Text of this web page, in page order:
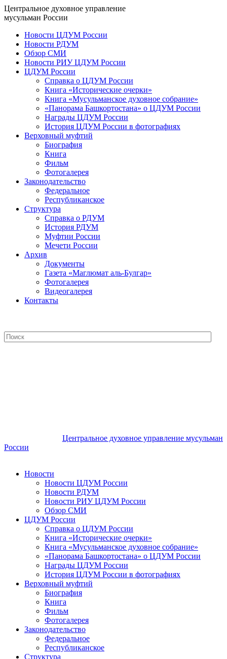
Центральное духовное управление
мусульман России
Новости ЦДУМ России
Новости РДУМ
Обзор СМИ
Новости РИУ ЦДУМ России
ЦДУМ России
Справка о ЦДУМ России
Книга «Исторические очерки»
Книга «Мусульманское духовное собрание»
«Панорама Башкортостана» о ЦДУМ России
Награды ЦДУМ России
История ЦДУМ России в фотографиях
Верховный муфтий
Биография
Книга
Фильм
Фотогалерея
Законодательство
Федеральное
Республиканское
Структура
Справка о РДУМ
История РДУМ
Муфтии России
Мечети России
Архив
Документы
Газета «Маглюмат аль-Булгар»
Фотогалерея
Видеогалерея
Контакты
Центральное духовное управление мусульман
России
Новости
Новости ЦДУМ России
Новости РДУМ
Новости РИУ ЦДУМ России
Обзор СМИ
ЦДУМ России
Справка о ЦДУМ России
Книга «Исторические очерки»
Книга «Мусульманское духовное собрание»
«Панорама Башкортостана» о ЦДУМ России
Награды ЦДУМ России
История ЦДУМ России в фотографиях
Верховный муфтий
Биография
Книга
Фильм
Фотогалерея
Законодательство
Федеральное
Республиканское
Структура